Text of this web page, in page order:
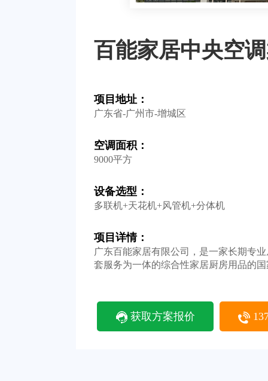
百能家居中央空
项目地址：
广东省-广州市-增城区
空调面积：
9000平方
设备选型：
多联机+天花机+风管机+分体机
项目详情：
广东百能家居有限公司，是一家长期专
套服务为一体的综合性家居厨房用品的
获取方案报价